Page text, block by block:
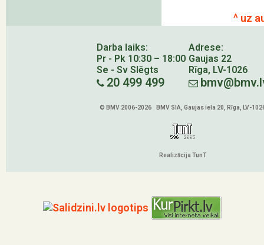
^ uz
Darba laiks:
Pr - Pk 10:30 – 18:00
Se - Sv Slēgts
20 499 499
Adrese:
Gaujas 22
Rīga, LV-1026
© BMV 2006-2026 BMV SIA, Gaujas iela 20, Rīga, LV-
Realizācija TunT